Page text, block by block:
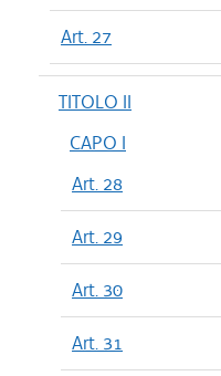
Art. 27
TITOLO II
CAPO I
Art. 28
Art. 29
Art. 30
Art. 31